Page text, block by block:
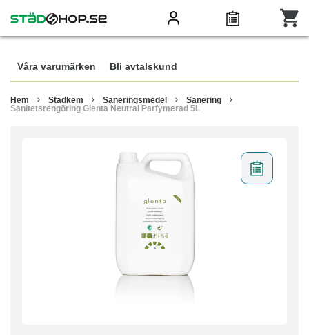
Våra varumärken Bli avtalskund
Hem Städkem Saneringsmedel
Sanering
Sanitetsrengöring Glenta Neutral Parfymerad 5L